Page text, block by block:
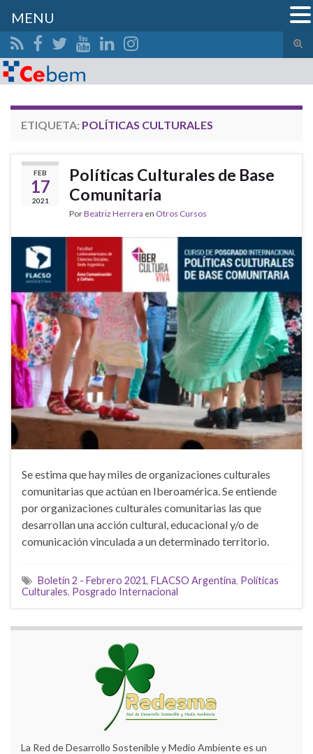
el
Search for:
ETIQUETA: POLÍTICAS CULTURALES
FEB
17
2021
Políticas Culturales de Base
Comunitaria
PorBeatriz Herrera en Otros Cursos
Se estima que hay miles de organizaciones culturales
comunitarias que actúan en Iberoamérica. Se entiende
por organizaciones culturales comunitarias las que
desarrollan una acción cultural, educacional y/o de
comunicación vinculada a un determinado territorio.
Boletín 2 - Febrero 2021, FLACSO Argentina, Políticas
Culturales, Posgrado Internacional
La Red de Desarrollo Sostenible y Medio Ambiente es un
MENU